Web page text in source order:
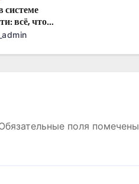
системе
всё, что
поля помечены